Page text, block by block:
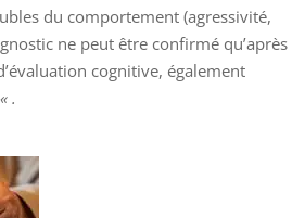
du comportement (agressivité,
ne peut être confirmé qu’après
cognitive, également
« .